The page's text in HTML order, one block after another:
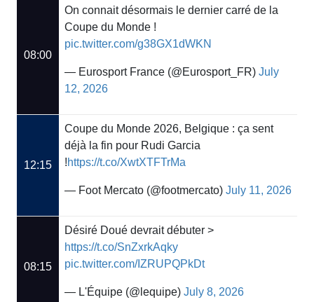
08:00
On connait désormais le dernier carré de la
Coupe du Monde !
pic.twitter.com/g38GX1dWKN
— Eurosport France (@Eurosport_FR) July
12, 2026
12:15
Coupe du Monde 2026, Belgique : ça sent
déjà la fin pour Rudi Garcia
!https://t.co/XwtXTFTrMa
— Foot Mercato (@footmercato) July 11, 2026
08:15
Désiré Doué devrait débuter >
https://t.co/SnZxrkAqky
pic.twitter.com/IZRUPQPkDt
— L'Équipe (@lequipe) July 8, 2026